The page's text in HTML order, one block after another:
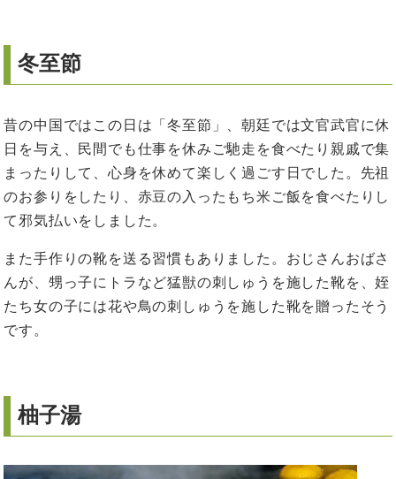
冬至節
昔の中国ではこの日は「冬至節」、朝廷では文官武官に休
日を与え、民間でも仕事を休みご馳走を食べたり親戚で集
まったりして、心身を休めて楽しく過ごす日でした。先祖
のお参りをしたり、赤豆の入ったもち米ご飯を食べたりし
て邪気払いをしました。
また手作りの靴を送る習慣もありました。おじさんおばさ
んが、甥っ子にトラなど猛獣の刺しゅうを施した靴を、姪
たち女の子には花や鳥の刺しゅうを施した靴を贈ったそう
です。
柚子湯